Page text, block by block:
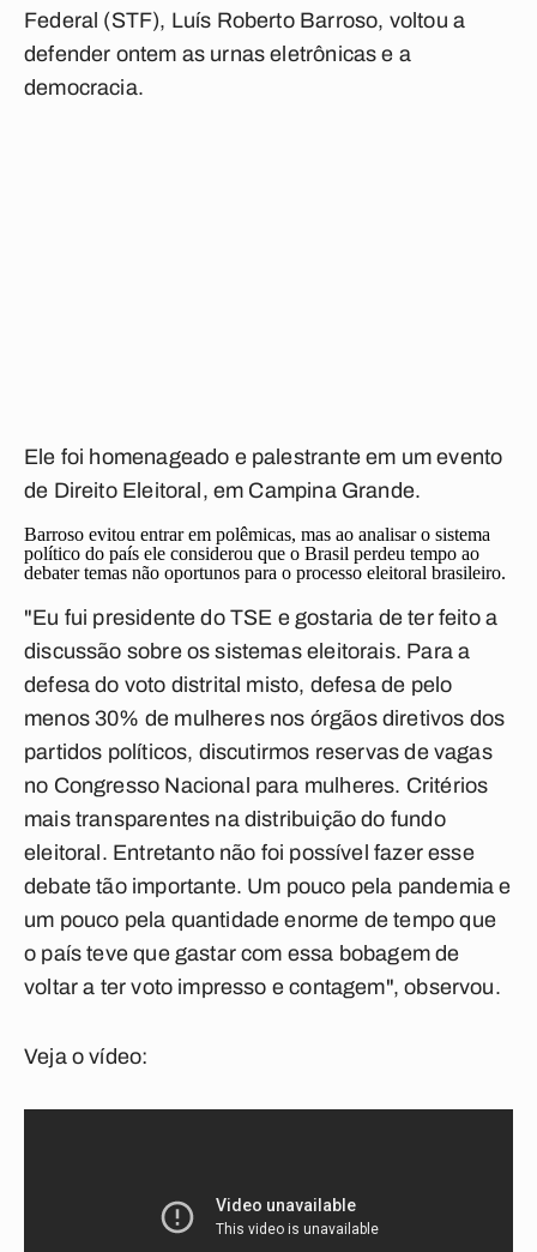
Federal (STF), Luís Roberto Barroso, voltou a
defender ontem as urnas eletrônicas e a
democracia.
Ele foi homenageado e palestrante em um evento
de Direito Eleitoral, em Campina Grande.
Barroso evitou entrar em polêmicas, mas ao analisar o sistema
político do país ele considerou que o Brasil perdeu tempo ao
debater temas não oportunos para o processo eleitoral brasileiro.
"Eu fui presidente do TSE e gostaria de ter feito a
discussão sobre os sistemas eleitorais. Para a
defesa do voto distrital misto, defesa de pelo
menos 30% de mulheres nos órgãos diretivos dos
partidos políticos, discutirmos reservas de vagas
no Congresso Nacional para mulheres. Critérios
mais transparentes na distribuição do fundo
eleitoral. Entretanto não foi possível fazer esse
debate tão importante. Um pouco pela pandemia e
um pouco pela quantidade enorme de tempo que
o país teve que gastar com essa bobagem de
voltar a ter voto impresso e contagem", observou.
Veja o vídeo: